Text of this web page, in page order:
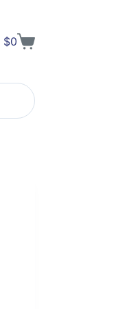
Shopping
$0